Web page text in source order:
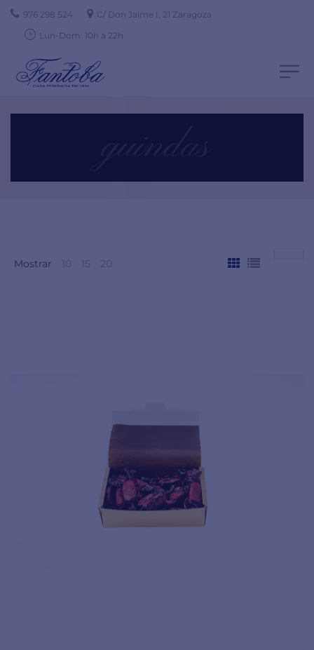
976 298 524
C/ Don Jaime I, 21 Zaragoza
Lun-Dom: 10h a 22h
Mostrar 10 15 20